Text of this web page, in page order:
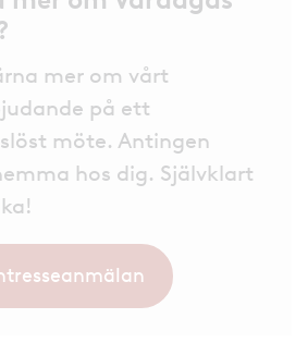
mer om vårt
på ett
möte. Antingen
hos dig. Självklart